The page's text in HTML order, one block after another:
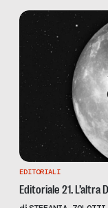
EDITORIALI
Editoriale 21. L’altra